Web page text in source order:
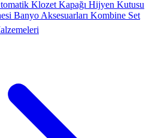
Klozet Kapağı Hijyen Kutusu
Banyo Aksesuarları Kombine Set